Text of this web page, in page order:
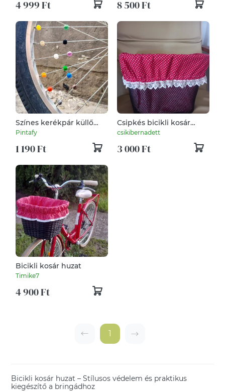
4 999 Ft 8 500 Ft
Színes kerékpár küllő
gyöngyök
Pintafy
1 190 Ft
Csipkés bicikli kosár
huzat
csikibernadett
3 000 Ft
Bicikli kosár huzat
Timike7
4 900 Ft
1
Bicikli kosár huzat – Stílusos védelem és praktikus
kiegészítő a bringádhoz